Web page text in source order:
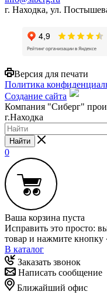
г. Находка, ул.
Версия для печати
Политика
Создание сайта
Компания "Сиберг"
г.Находка
Найти
0
Ваша корзина пуста
Исправить это просто:
товар и нажмите кнопку
В каталог
Заказать звонок
Написать сообщение
Ближайший офис